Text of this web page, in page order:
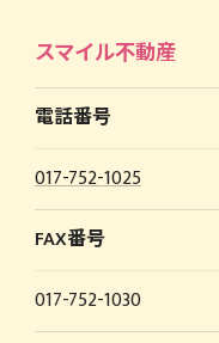
スマイル不動産
電話番号
017-752-1025
FAX番号
017-752-1030